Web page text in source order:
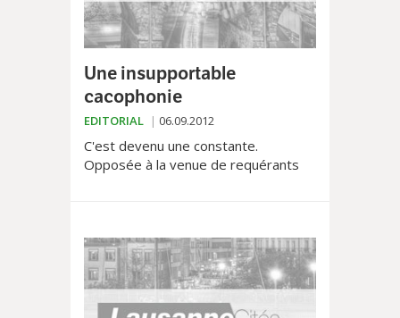
Une insupportable
cacophonie
EDITORIAL 06.09.2012
C'est devenu une constante.
Opposée à la venue de requérants